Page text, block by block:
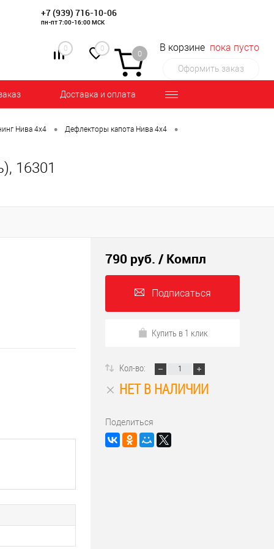
+7 (939) 716-10-06
пн-пт 7:00-16:00 МСК
0 0
0
В корзине пока пусто
Оформить заказ
Доставка и оплата
Нива 4х4 • Дефлекторы капота Нива 4х4 •
16301
790 руб. / Компл
Подписаться
Купить в 1 клик
Кол-во:
НЕТ В НАЛИЧИИ
Поделиться